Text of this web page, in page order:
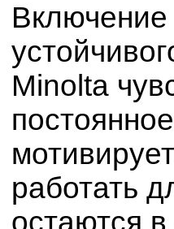
Minolta
работать
остаются